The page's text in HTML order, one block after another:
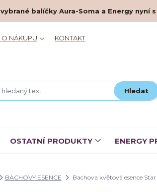
balíčky Aura-Soma a Energy nyní
O NÁKUPU KONTAKT
Hledat
OSTATNÍ PRODUKTY ENERGY
BACHOVY ESENCE Bachova květová esence